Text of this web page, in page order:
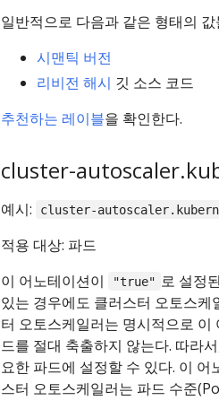
일반적으로 다음과 같은 형태의
시맨틱 버전
리비전 해시 깃 소스 코드
추천하는 레이블을 확인한다.
cluster-
예시: cluster-
적용 대상: 파드
이 어노테이션이
"true" 로 설정
있는 경우에도 클러스터 오토스
터 오토스케일러는 명시적으로 이
드를 절대 축출하지 않는다. 따라
요한 파드에 설정할 수 있다. 이
스터 오토스케일러는 파드 수준